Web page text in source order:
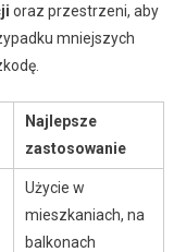
oraz przestrzeni, aby
mniejszych
Najlepsze
zastosowanie
Użycie w
mieszkaniach, na
balkonach